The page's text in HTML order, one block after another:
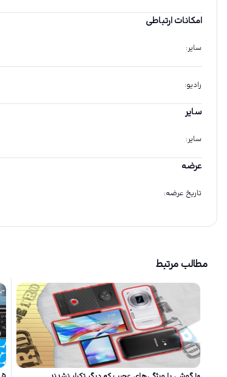
امکانات ارتباطی
سایر:
رادیو:
سایر
سایر:
عرضه
تاریخ عرضه:
مطالب مرتبط